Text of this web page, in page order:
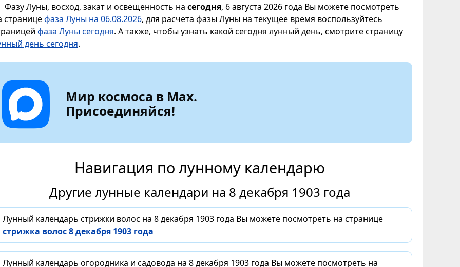
Фазу Луны, восход, закат и освещенность на сегодня, 6 августа 2026 года Вы можете посмотреть
страницефаза Луны на 06.08.2026, для расчета фазы Луны на текущее время воспользуйтесь
фаза Луны сегодня. А также, чтобы узнать какой сегодня лунный день, смотрите страницу
день сегодня.
Мир космоса в Max.
Присоединяйся!
Навигация по лунному календарю
Другие лунные календари на 8 декабря 1903 года
Лунный календарь стрижки волос на 8 декабря 1903 года Вы можете посмотреть на странице
стрижка волос 8 декабря 1903 года
Лунный календарь огородника и садовода на 8 декабря 1903 года Вы можете посмотреть на